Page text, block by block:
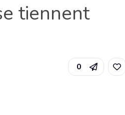
tiennent
0